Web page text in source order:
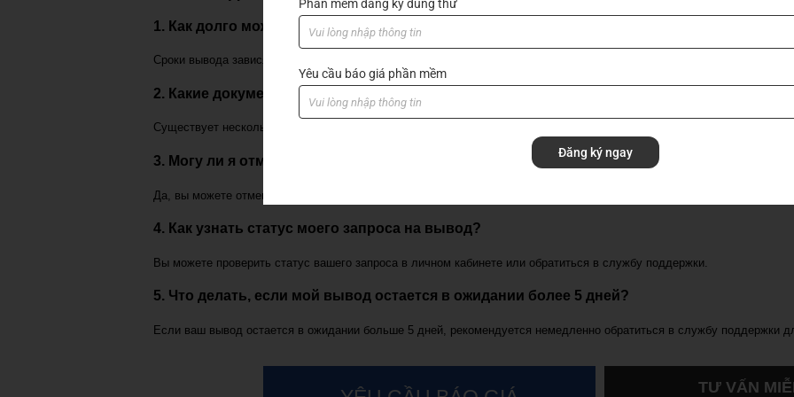
1. Как долго может задерживаться вывод средств в Pinco?
Сроки вывода зависят от различных факторов, но обычно они занимают от 1 до 5 рабочих дней.
2. Какие документы нужны для верификации аккаунта?
Существует несколько документов, необходимых для верификации, включая паспорт и документы, подтверждающие
3. Могу ли я отменить запрос на вывод средств?
Да, вы можете отменить запрос, если он еще не был обработан. Это можно сделать через ваш личный кабинет.
4. Как узнать статус моего запроса на вывод?
Вы можете проверить статус вашего запроса в личном кабинете или обратиться в службу поддержки.
5. Что делать, если мой вывод остается в ожидании более 5 дней?
Если ваш вывод остается в ожидании больше 5 дней, рекомендуется немедленно обратиться в службу поддержки
TƯ VẤN
Phần mềm đăng ký dùng thử
Yêu cầu báo giá phần mềm
Đăng ký ngay